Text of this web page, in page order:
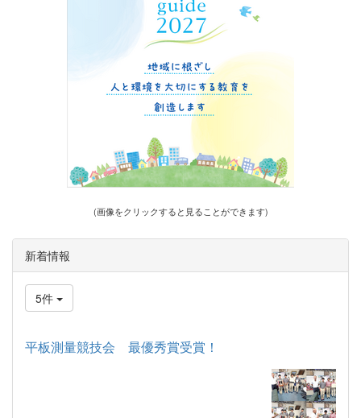
(画像をクリックすると見ることができます)
新着情報
5件
平板測量競技会 最優秀賞受賞！